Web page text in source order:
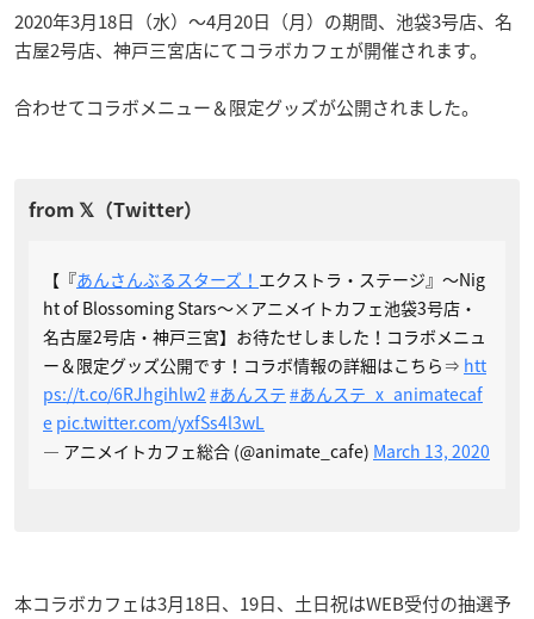
2020年3月18日（水）～4月20日（月）の期間、池袋3号店、名
古屋2号店、神戸三宮店にてコラボカフェが開催されます。
合わせてコラボメニュー＆限定グッズが公開されました。
【『あんさんぶるスターズ！ エクストラ・ステージ』〜Nig
ht of Blossoming Stars〜×アニメイトカフェ池袋3号店・
名古屋2号店・神戸三宮】お待たせしました！コラボメニュ
ー＆限定グッズ公開です！コラボ情報の詳細はこちら⇒ htt
ps://t.co/6RJhgihlw2 #あんステ #あんステ_x_animatecaf
e pic.twitter.com/yxfSs4l3wL
— アニメイトカフェ総合 (@animate_cafe) March 13, 2020
本コラボカフェは3月18日、19日、土日祝はWEB受付の抽選予